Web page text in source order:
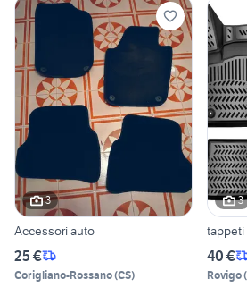
3
Accessori auto
25 €
Corigliano-Rossano(CS)
3
tappeti
40 €
Rovigo(